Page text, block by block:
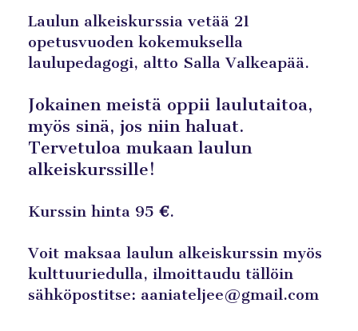
Laulun alkeiskurssia vetää 21
opetusvuoden kokemuksella
laulupedagogi, altto Salla Valkeapää.
Jokainen meistä oppii laulutaitoa,
myös sinä, jos niin haluat.
Tervetuloa mukaan laulun
alkeiskurssille!
Kurssin hinta 95 €.
Voit maksaa laulun alkeiskurssin myös
kulttuuriedulla, ilmoittaudu tällöin
sähköpostitse: aaniateljee@gmail.com